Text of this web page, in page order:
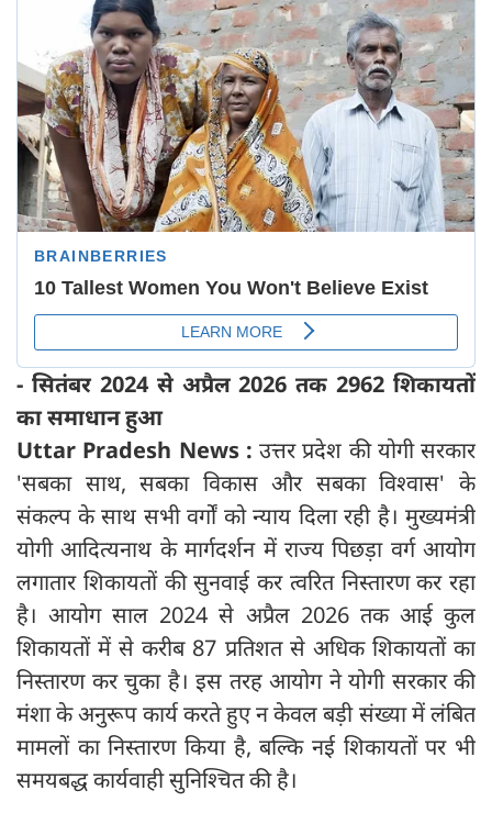
- सितंबर 2024 से अप्रैल 2026 तक 2962 शिकायतों
का समाधान हुआ
Uttar Pradesh News : उत्तर प्रदेश की योगी सरकार
'सबका साथ, सबका विकास और सबका विश्वास' के
संकल्प के साथ सभी वर्गों को न्याय दिला रही है। मुख्यमंत्री
योगी आदित्यनाथ के मार्गदर्शन में राज्य पिछड़ा वर्ग आयोग
लगातार शिकायतों की सुनवाई कर त्वरित निस्तारण कर रहा
है। आयोग साल 2024 से अप्रैल 2026 तक आई कुल
शिकायतों में से करीब 87 प्रतिशत से अधिक शिकायतों का
निस्तारण कर चुका है। इस तरह आयोग ने योगी सरकार की
मंशा के अनुरूप कार्य करते हुए न केवल बड़ी संख्या में लंबित
मामलों का निस्तारण किया है, बल्कि नई शिकायतों पर भी
समयबद्ध कार्यवाही सुनिश्चित की है।